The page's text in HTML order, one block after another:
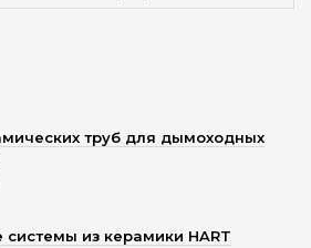
труб для дымоходных
из керамики HART